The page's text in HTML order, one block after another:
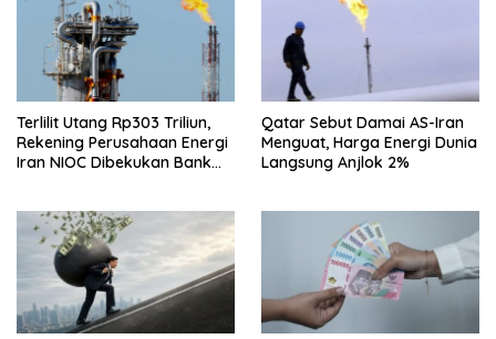
Terlilit Utang Rp303 Triliun,
Rekening Perusahaan Energi
Iran NIOC Dibekukan Bank
Qatar Sebut Damai AS-Iran
Menguat, Harga Energi Dunia
Langsung Anjlok 2%